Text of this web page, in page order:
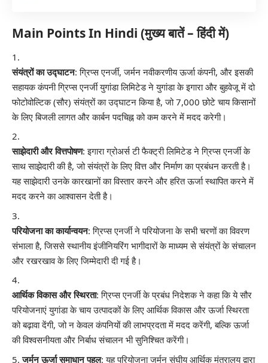
Main Points In Hindi (मुख्य बातें – हिंदी में)
संयंत्रों का उद्घाटन: ग्रिप्स एनर्जी, जर्मन नवीकरणीय ऊर्जा कंपनी, और इसकी
सहायक कंपनी ग्रिप्स एनर्जी युगांडा लिमिटेड ने युगांडा के इगारा और बुहवेजू में दो
फोटोवोल्टिक (सौर) संयंत्रों का उद्घाटन किया है, जो 7,000 छोटे चाय किसानों
के लिए बिजली लागत और कार्बन पदचिह्न को कम करने में मदद करेगी।
साझेदारी और वित्तपोषण: इगारा ग्रोअर्स टी फैक्ट्री लिमिटेड ने ग्रिप्स एनर्जी के
साथ साझेदारी की है, जो संयंत्रों के लिए वित्त और निर्माण का प्रबंधन करती है।
यह साझेदारी उनके कारखानों का विस्तार करने और हरित ऊर्जा स्थापित करने में
मदद करने का आश्वासन देती है।
परियोजना का कार्यान्वयन: ग्रिप्स एनर्जी ने परियोजना के सभी चरणों का विवरण
संभाला है, जिससे स्थानीय इंजीनियरिंग भागीदारों के माध्यम से संयंत्रों के संचालन
और रखरखाव के लिए जिम्मेदारी दी गई है।
आर्थिक विकास और स्थिरता: ग्रिप्स एनर्जी के प्रबंध निदेशक ने कहा कि ये सौर
परियोजनाएं युगांडा के चाय उत्पादकों के लिए आर्थिक विकास और ऊर्जा स्थिरता
को बढ़ावा देंगी, जो न केवल कंपनियों की लाभप्रदता में मदद करेंगी, बल्कि ऊर्जा
की विश्वसनीयता और निर्बाध संचालन भी सुनिश्चित करेंगी।
जर्मन ऊर्जा समाधान पहल: यह परियोजना जर्मन संघीय आर्थिक मंत्रालय द्वारा